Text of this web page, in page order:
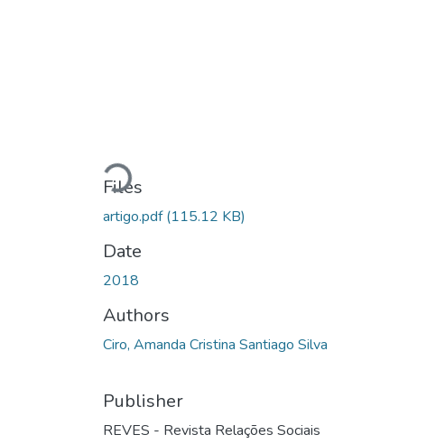
Loading...
Files
artigo.pdf(115.12 KB)
Date
2018
Authors
Ciro, Amanda Cristina Santiago Silva
Publisher
REVES - Revista Relações Sociais